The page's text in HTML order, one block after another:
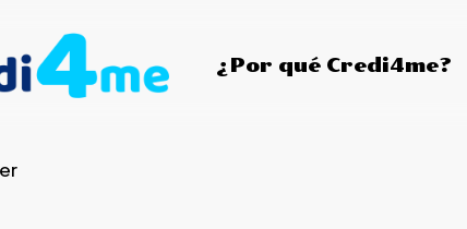
¿Por qué Credi4me?